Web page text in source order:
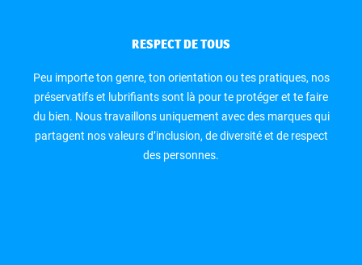
RESPECT DE TOUS
Peu importe ton genre, ton orientation ou tes pratiques, nos
préservatifs et lubrifiants sont là pour te protéger et te faire
du bien. Nous travaillons uniquement avec des marques qui
partagent nos valeurs d’inclusion, de diversité et de respect
des personnes.